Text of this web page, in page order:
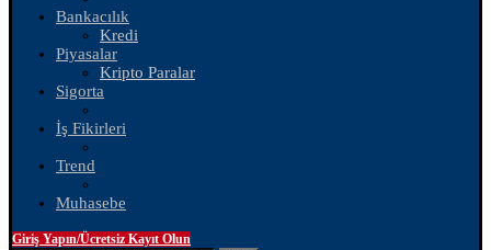
Bankacılık
Kredi
Piyasalar
Kripto Paralar
Sigorta
İş Fikirleri
Trend
Muhasebe
Giriş Yapın/Ücretsiz Kayıt Olun